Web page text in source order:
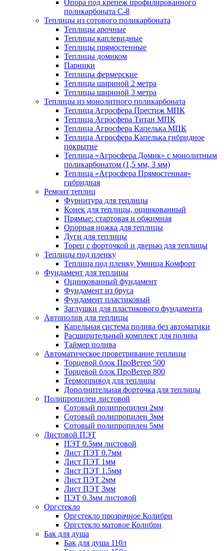
Опора под крепеж профилированного
поликарбоната С-8
Теплицы из сотового поликарбоната
Теплицы арочные
Теплицы каплевидные
Теплицы прямостенные
Теплицы домиком
Парники
Теплицы фермерские
Теплицы шириной 2 метра
Теплицы шириной 3 метра
Теплицы из монолитного поликарбоната
Теплица Агросфера Престиж МПК
Теплица Агросфера Титан МПК
Теплица Агросфера Капелька МПК
Теплица Агросфера Капелька гибридное
покрытие
Теплица «Агросфера Домик» с монолитным
поликарбонатом (1,5 мм, 3 мм)
Теплица «Агросфера Прямостенная»
гибридная
Ремонт теплиц
Фурнитура для теплицы
Конек для теплицы, оцинкованный
Прямые: стартовая и обжимная
Опорная ножка для теплицы
Дуги для теплицы
Торец с форточкой и дверью для теплицы
Теплицы под пленку
Теплица под пленку Умница Комфорт
Фундамент для теплицы
Оцинкованный фундамент
Фундамент из бруса
Фундамент пластиковый
Заглушки для пластикового фундамента
Автополив для теплицы
Капельная система полива без автоматики
Расширительный комплект для полива
Таймер полива
Автоматическое проветривание теплицы
Торцевой блок ПроВетер 500
Торцевой блок ПроВетер 800
Термопривод для теплицы
Дополнительная форточка для теплицы
Полипропилен листовой
Сотовый полипропилен 2мм
Сотовый полипропилен 3мм
Сотовый полипропилен 5мм
Листовой ПЭТ
ПЭТ 0.5мм листовой
Лист ПЭТ 0.7мм
Лист ПЭТ 1мм
Лист ПЭТ 1.5мм
Лист ПЭТ 2мм
Лист ПЭТ 3мм
ПЭТ 0.3мм листовой
Оргстекло
Оргстекло прозрачное Колибри
Оргстекло матовое Колибри
Бак для душа
Бак для душа 110л